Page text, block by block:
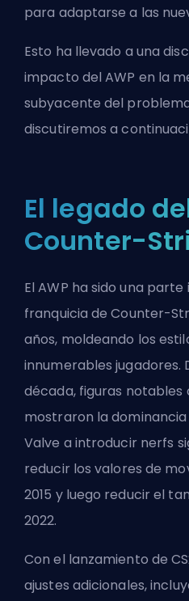
para adaptarse a las
Esto ha llevado a una
impacto del AWP en la
subyacente del
discutiremos a
El legado
Counter-
El AWP ha sido una
franquicia de Counter-
años, moldeando los
innumerables jugadores.
década, figuras
mostraron la dominancia
Valve a introducir nerfs
reducir los valores de
2015 y luego reducir el
2022.
Con el lanzamiento de
ajustes adicionales,